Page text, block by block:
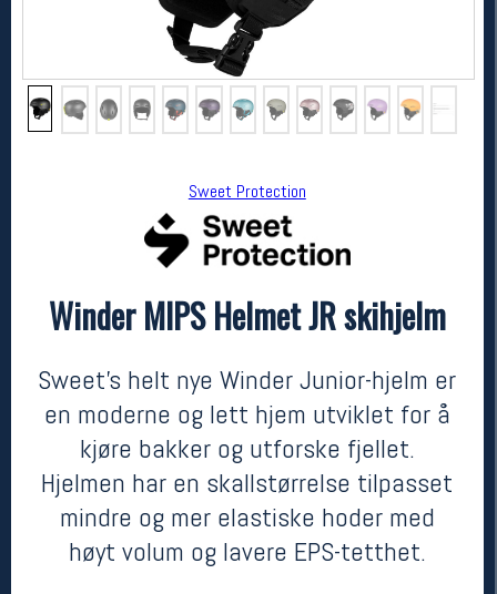
Sweet Protection
Winder MIPS Helmet JR skihjelm
Sweet's helt nye Winder Junior-hjelm er
en moderne og lett hjem utviklet for å
kjøre bakker og utforske fjellet.
Hjelmen har en skallstørrelse tilpasset
mindre og mer elastiske hoder med
høyt volum og lavere EPS-tetthet.
Sweet Protection
1299,- MEDLEM:1104,-